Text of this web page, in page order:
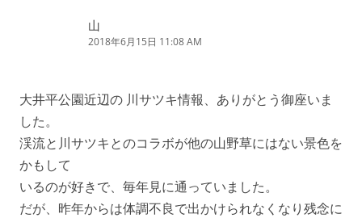
山
2018年6月15日 11:08 AM
大井平公園近辺の 川サツキ情報、ありがとう御座いま
した。
渓流と川サツキとのコラボが他の山野草にはない景色を
かもして
いるのが好きで、毎年見に通っていました。
だが、昨年からは体調不良で出かけられなくなり残念に